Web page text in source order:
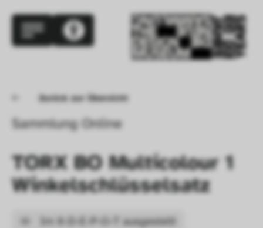
Zurück zur Übersicht
Sammlung Online
TORX BO Multicolour 1
Winkelschlüsselsatz
Im X-D-E-P-O-T ausgestellt